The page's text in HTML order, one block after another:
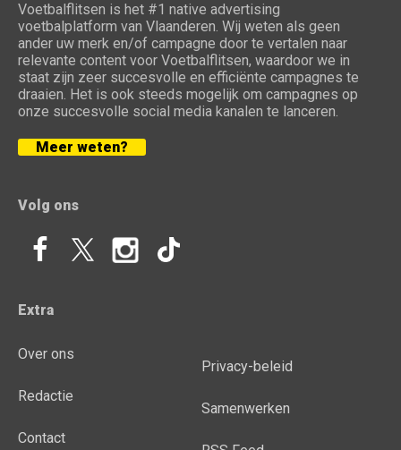
Voetbalflitsen is het #1 native advertising
voetbalplatform van Vlaanderen. Wij weten als geen
ander uw merk en/of campagne door te vertalen naar
relevante content voor Voetbalflitsen, waardoor we in
staat zijn zeer succesvolle en efficiënte campagnes te
draaien. Het is ook steeds mogelijk om campagnes op
onze succesvolle social media kanalen te lanceren.
Meer weten?
Volg ons
Extra
Over ons
Redactie
Contact
Privacy-beleid
Samenwerken